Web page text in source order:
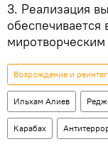
3. Реализация
Возрождение и
Ильхам Алиев
Карабах